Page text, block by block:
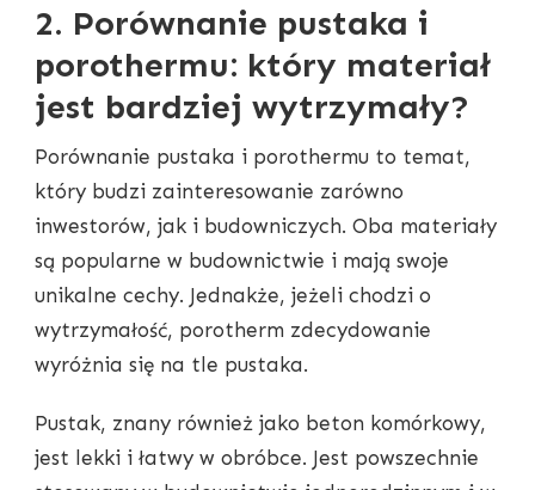
2. Porównanie pustaka i
porothermu: który materiał
jest bardziej wytrzymały?
Porównanie pustaka i porothermu to temat,
który budzi zainteresowanie zarówno
inwestorów, jak i budowniczych. Oba materiały
są popularne w budownictwie i mają swoje
unikalne cechy. Jednakże, jeżeli chodzi o
wytrzymałość, porotherm zdecydowanie
wyróżnia się na tle pustaka.
Pustak, znany również jako beton komórkowy,
jest lekki i łatwy w obróbce. Jest powszechnie